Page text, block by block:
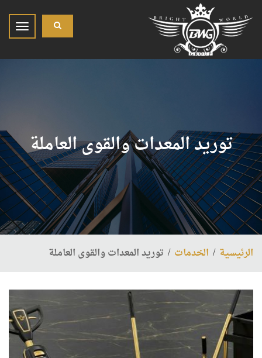
توريد المعدات والقوى العاملة
الرئيسية الخدمات توريد المعدات والقوى العاملة